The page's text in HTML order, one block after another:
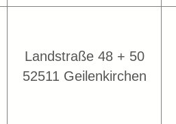
Landstraße 48 + 50
52511 Geilenkirchen